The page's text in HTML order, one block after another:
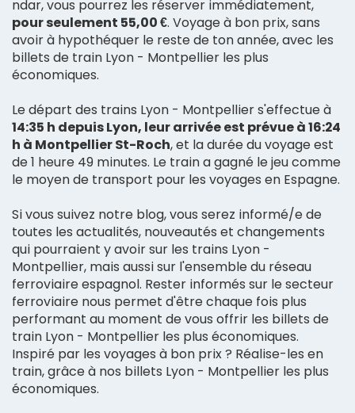
ndar, vous pourrez les réserver immédiatement,
pour seulement 55,00 €. Voyage à bon prix, sans
avoir à hypothéquer le reste de ton année, avec les
billets de train Lyon - Montpellier les plus
économiques.
Le départ des trains Lyon - Montpellier s'effectue à
14:35 h depuis Lyon, leur arrivée est prévue à 16:24
h à Montpellier St-Roch, et la durée du voyage est
de 1 heure 49 minutes. Le train a gagné le jeu comme
le moyen de transport pour les voyages en Espagne.
Si vous suivez notre blog, vous serez informé/e de
toutes les actualités, nouveautés et changements
qui pourraient y avoir sur les trains Lyon -
Montpellier, mais aussi sur l'ensemble du réseau
ferroviaire espagnol. Rester informés sur le secteur
ferroviaire nous permet d'être chaque fois plus
performant au moment de vous offrir les billets de
train Lyon - Montpellier les plus économiques.
Inspiré par les voyages à bon prix ? Réalise-les en
train, grâce à nos billets Lyon - Montpellier les plus
économiques.